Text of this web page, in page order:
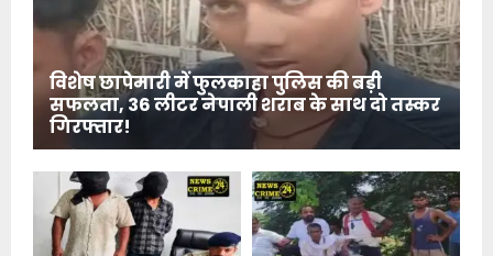
विशेष छापेमारी में फुलकाहा पुलिस की बड़ी
सफलता, 36 लीटर नेपाली शराब के साथ दो तस्कर
गिरफ्तार!